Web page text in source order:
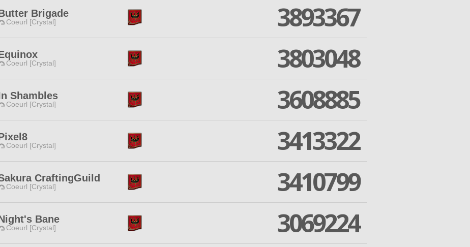
Brigade
Coeurl [Crystal]
3893367
Coeurl [Crystal]
3803048
Shambles
Coeurl [Crystal]
3608885
Coeurl [Crystal]
3413322
CraftingGuild
Coeurl [Crystal]
3410799
Bane
Coeurl [Crystal]
3069224